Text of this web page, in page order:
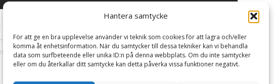
Hantera samtycke
För att ge en bra upplevelse använder vi teknik som cookies för att lagra och/eller
komma åt enhetsinformation. När du samtycker till dessa tekniker kan vi behandla
data som surfbeteende eller unika ID:n på denna webbplats. Om du inte samtycker
eller om du återkallar ditt samtycke kan detta påverka vissa funktioner negativt.
enkla bor
Ernst